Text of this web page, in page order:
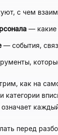
с чем
— какие
— события,
как на
категории
перед